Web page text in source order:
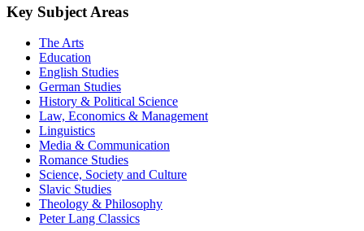
Key Subject Areas
The Arts
Education
English Studies
German Studies
History & Political Science
Law, Economics & Management
Linguistics
Media & Communication
Romance Studies
Science, Society and Culture
Slavic Studies
Theology & Philosophy
Peter Lang Classics